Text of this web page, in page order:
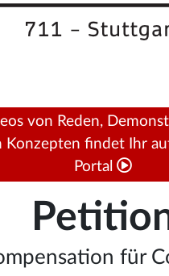
von Reden,
Konzepten findet Ihr
Portal
für